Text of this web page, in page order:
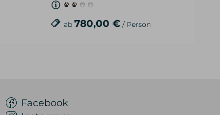
ab 780,00 € / Person
Facebook